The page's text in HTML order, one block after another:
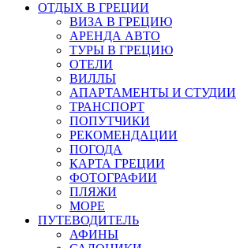
ОТДЫХ В ГРЕЦИИ
ВИЗА В ГРЕЦИЮ
АРЕНДА АВТО
ТУРЫ В ГРЕЦИЮ
ОТЕЛИ
ВИЛЛЫ
АПАРТАМЕНТЫ И СТУДИИ
ТРАНСПОРТ
ПОПУТЧИКИ
РЕКОМЕНДАЦИИ
ПОГОДА
КАРТА ГРЕЦИИ
ФОТОГРАФИИ
ПЛЯЖИ
МОРЕ
ПУТЕВОДИТЕЛЬ
АФИНЫ